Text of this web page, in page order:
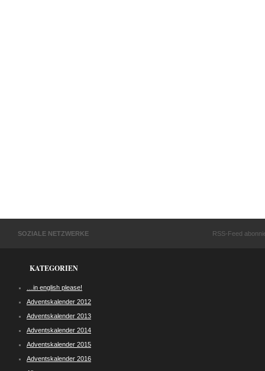
SOZIALE NETZWERKE RSS-Feed
KATEGORIEN
…in english please!
Adventskalender 2012
Adventskalender 2013
Adventskalender 2014
Adventskalender 2015
Adventskalender 2016